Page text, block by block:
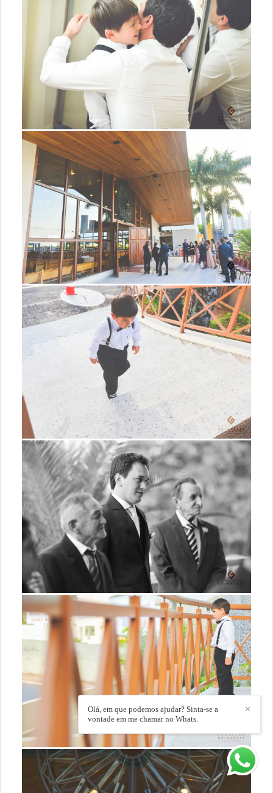
✕
Olá, em que podemos ajudar? Sinta-se a
vontade em me chamar no Whats.